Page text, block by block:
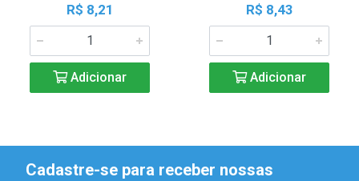
R$ 8,21
Adicionar
R$ 8,43
Adicionar
Cadastre-se para receber nossas